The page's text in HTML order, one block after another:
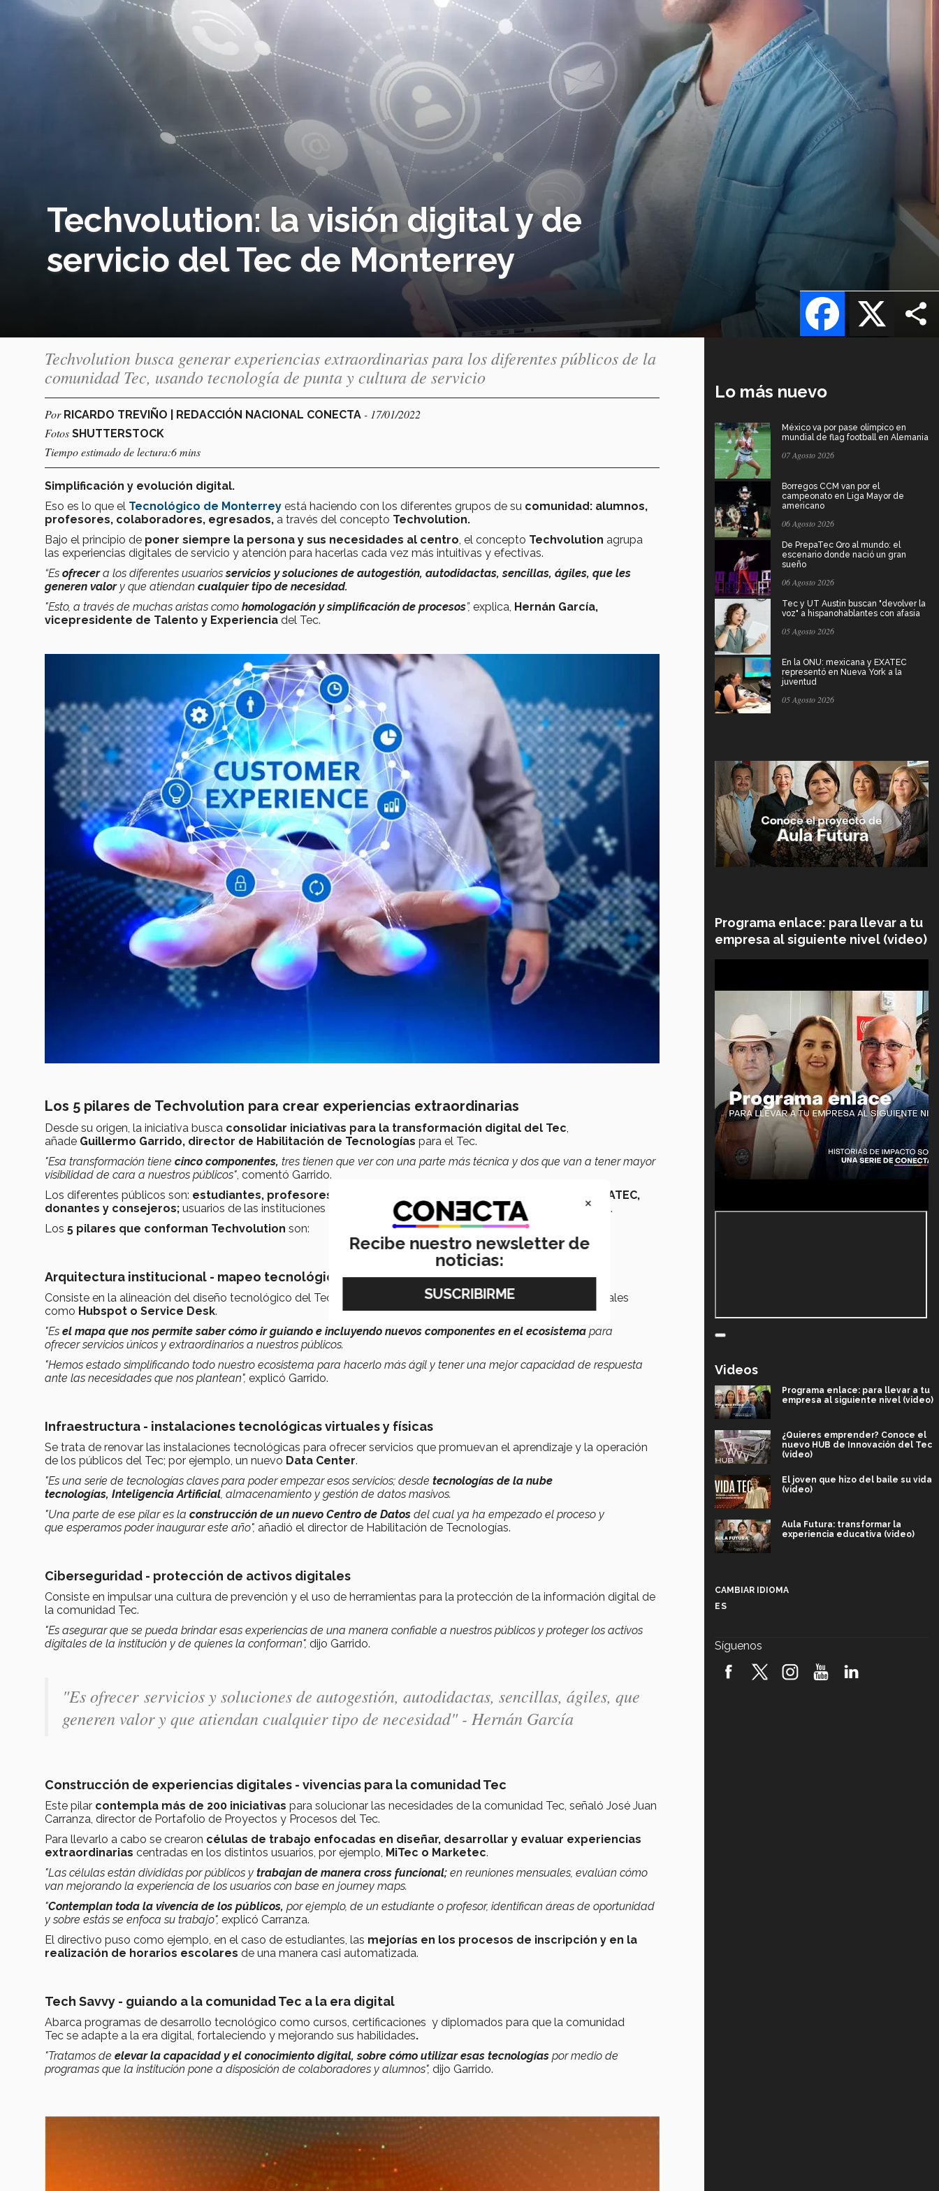
Techvolution: la visión digital y de
servicio del Tec de Monterrey
X
Facebook
Techvolution busca generar experiencias extraordinarias para los diferentes públicos de la
comunidad Tec, usando tecnología de punta y cultura de servicio
Por RICARDO TREVIÑO | REDACCIÓN NACIONAL CONECTA - 17/01/2022
Fotos SHUTTERSTOCK
Tiempo estimado de lectura:6 mins
Simplificación y evolución digital.
Eso es lo que el Tecnológico de Monterrey está haciendo con los diferentes grupos de su comunidad: alumnos,
profesores, colaboradores, egresados, a través del concepto Techvolution.
Bajo el principio de poner siempre la persona y sus necesidades al centro , el concepto Techvolution agrupa
las experiencias digitales de servicio y atención para hacerlas cada vez más intuitivas y efectivas.
“Es ofrecera los diferentes usuariosservicios y soluciones de autogestión, autodidactas, sencillas, ágiles, que les
generen valory que atiendan cualquier tipo de necesidad.
"Esto, a través de muchas aristas como homologación y simplificación de procesos”, explica, Hernán García,
vicepresidente de Talento y Experiencia del Tec.
Los 5 pilares de Techvolution para crear experiencias extraordinarias
Desde su origen, la iniciativa busca consolidar iniciativas para la transformación digital del Tec,
añade Guillermo Garrido, director de Habilitación de Tecnologías para el Tec.
"Esa transformación tiene cinco componentes, tres tienen que ver con una parte más técnica y dos que van a tener mayor
visibilidad de cara a nuestros públicos", comentó Garrido.
Los diferentes públicos son: estudiantes, profesores, colaboradores, padres y madres de familia, EXATEC,
donantes y consejeros; usuarios de las instituciones que conforman el Tec, comopacientes TecSalud .
Los 5 pilares que conforman Techvolution son:
Arquitectura institucional - mapeo tecnológico del Tec
Consiste en la alineación del diseño tecnológico del Tec para habilitar servicios a través de plataformas integrales
como Hubspot o Service Desk.
"Es el mapa que nos permite saber cómo ir guiando e incluyendo nuevos componentes en el ecosistema para
ofrecer servicios únicos y extraordinarios a nuestros públicos.
"Hemos estado simplificando todo nuestro ecosistema para hacerlo más ágil y tener una mejor capacidad de respuesta
ante las necesidades que nos plantean", explicó Garrido.
Infraestructura - instalaciones tecnológicas virtuales y físicas
Se trata de renovar las instalaciones tecnológicas para ofrecer servicios que promuevan el aprendizaje y la operación
de los públicos del Tec; por ejemplo, un nuevo Data Center.
"Es una serie de tecnologías claves para poder empezar esos servicios; desde tecnologías de la nube
tecnologías, Inteligencia Artificial, almacenamiento y gestión de datos masivos.
"Una parte de ese pilar es la construcción de un nuevo Centro de Datos del cual ya ha empezado el proceso y
que esperamos poder inaugurar este año", añadió el director de Habilitación de Tecnologías.
Ciberseguridad - protección de activos digitales
Consiste en impulsar una cultura de prevención y el uso de herramientas para la protección de la información digital de
la comunidad Tec.
"Es asegurar que se pueda brindar esas experiencias de una manera confiable a nuestros públicos y proteger los activos
digitales de la institución y de quienes la conforman", dijo Garrido.
"Es ofrecer servicios y soluciones de autogestión, autodidactas, sencillas, ágiles, que
generen valor y que atiendan cualquier tipo de necesidad" - Hernán García
Construcción de experiencias digitales - vivencias para la comunidad Tec
Este pilar contempla más de 200 iniciativas para solucionar las necesidades de la comunidad Tec, señaló José Juan
Carranza, director de Portafolio de Proyectos y Procesos del Tec.
Para llevarlo a cabo se crearon células de trabajo enfocadas en diseñar, desarrollar y evaluar experiencias
extraordinarias centradas en los distintos usuarios, por ejemplo, MiTec o Marketec.
"Las células están divididas por públicos y trabajan de manera cross funcional; en reuniones mensuales, evalúan cómo
van mejorando la experiencia de los usuarios con base en journey maps.
"Contemplan toda la vivencia de los públicos, por ejemplo, de un estudiante o profesor, identifican áreas de oportunidad
y sobre estás se enfoca su trabajo", explicó Carranza.
El directivo puso como ejemplo, en el caso de estudiantes, las mejorías en los procesos de inscripción y en la
realización de horarios escolares de una manera casi automatizada.
Tech Savvy - guiando a la comunidad Tec a la era digital
Abarca programas de desarrollo tecnológico como cursos, certificaciones y diplomados para que la comunidad
Tec se adapte a la era digital, fortaleciendo y mejorando sus habilidades.
"Tratamos de elevar la capacidad y el conocimiento digital, sobre cómo utilizar esas tecnologías por medio de
programas que la institución pone a disposición de colaboradores y alumnos", dijo Garrido.
Lo más nuevo
México va por pase olímpico en
mundial de flag football en Alemania
07 Agosto 2026
Borregos CCM van por el
campeonato en Liga Mayor de
americano
06 Agosto 2026
De PrepaTec Qro al mundo: el
escenario donde nació un gran
sueño
06 Agosto 2026
Tec y UT Austin buscan "devolver la
voz" a hispanohablantes con afasia
05 Agosto 2026
En la ONU: mexicana y EXATEC
representó en Nueva York a la
juventud
05 Agosto 2026
Programa enlace: para llevar a tu
empresa al siguiente nivel (video)
Videos
Programa enlace: para llevar a tu
empresa al siguiente nivel (video)
¿Quieres emprender? Conoce el
nuevo HUB de Innovación del Tec
(video)
El joven que hizo del baile su vida
(video)
Aula Futura: transformar la
experiencia educativa (video)
robótica FIRST 2026! (video)
CAMBIAR IDIOMA
ES
Síguenos
×
Recibe nuestro newsletter de
noticias: